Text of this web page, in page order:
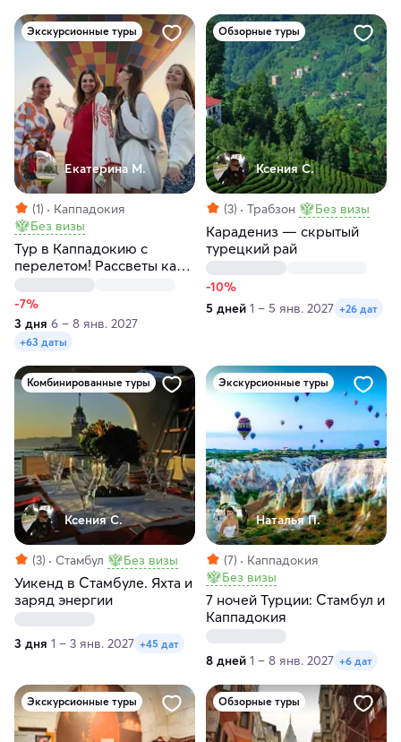
Экскурсионные туры
Екатерина М.
(1)
Каппадокия
Без визы
Тур в Каппадокию с
перелетом! Рассветы как
-7%
3 дня 6 – 8 янв. 2027
+63 даты
Обзорные туры
Ксения С.
(3) Трабзон Без визы
Карадениз — скрытый
турецкий рай
-10%
5 дней 1 – 5 янв. 2027 +26 дат
Комбинированные туры
Ксения С.
(3) Стамбул Без визы
Уикенд в Стамбуле. Яхта и
заряд энергии
3 дня 1 – 3 янв. 2027 +45 дат
Экскурсионные туры
Наталья П.
(7)
Каппадокия
Без визы
7 ночей Турции: Стамбул и
Каппадокия
8 дней 1 – 8 янв. 2027 +6 дат
Экскурсионные туры Обзорные туры